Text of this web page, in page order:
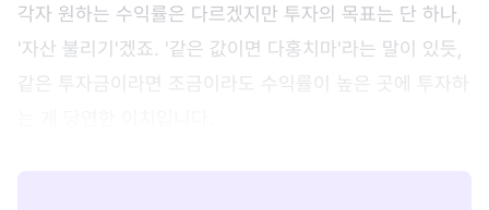
각자 원하는 수익률은 다르겠지만 투자의 목표는 단 하나,
'자산 불리기'겠죠. '같은 값이면 다홍치마'라는 말이 있듯,
같은 투자금이라면 조금이라도 수익률이 높은 곳에 투자하